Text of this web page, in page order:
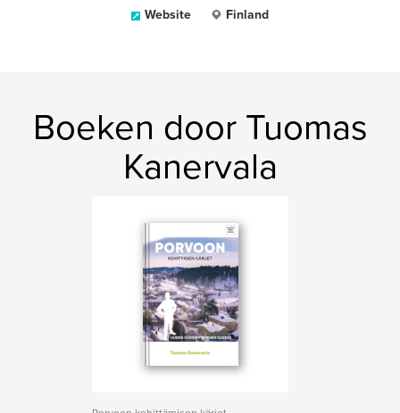
Website Finland
Boeken door Tuomas
Kanervala